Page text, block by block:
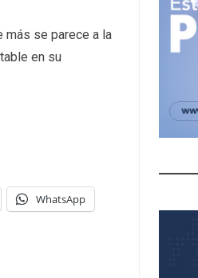
más se parece a la
en su
WhatsApp